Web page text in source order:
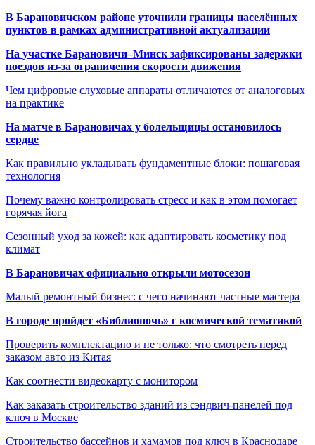
В Барановичском районе уточнили границы населённых
пунктов в рамках административной актуализации
На участке Барановичи–Минск зафиксированы задержки
поездов из-за ограничения скорости движения
Чем цифровые слуховые аппараты отличаются от аналоговых
на практике
На матче в Барановичах у болельщицы остановилось
сердце
Как правильно укладывать фундаментные блоки: пошаговая
технология
Почему важно контролировать стресс и как в этом помогает
горячая йога
Сезонный уход за кожей: как адаптировать косметику под
климат
В Барановичах официально открыли мотосезон
Малый ремонтный бизнес: с чего начинают частные мастера
В городе пройдет «Библионочь» с космической тематикой
Проверить комплектацию и не только: что смотреть перед
заказом авто из Китая
Как соотнести видеокарту с монитором
Как заказать строительство зданий из сэндвич-панелей под
ключ в Москве
Строительство бассейнов и хамамов под ключ в Краснодаре